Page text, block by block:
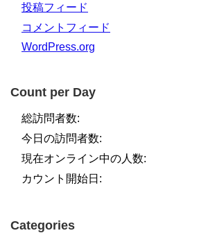
投稿フィード
コメントフィード
WordPress.org
Count per Day
総訪問者数:
今日の訪問者数:
現在オンライン中の人数:
カウント開始日:
Categories